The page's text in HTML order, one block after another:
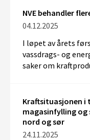
NVE behandler
04.12.2025
I løpet av årets
vassdrags- og
sakerom
Kraftsituasjonen
magasinfylling
nord og sør
24.11.2025